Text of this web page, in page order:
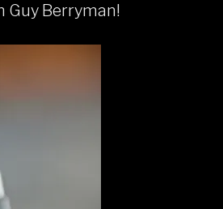
Guy Berryman!